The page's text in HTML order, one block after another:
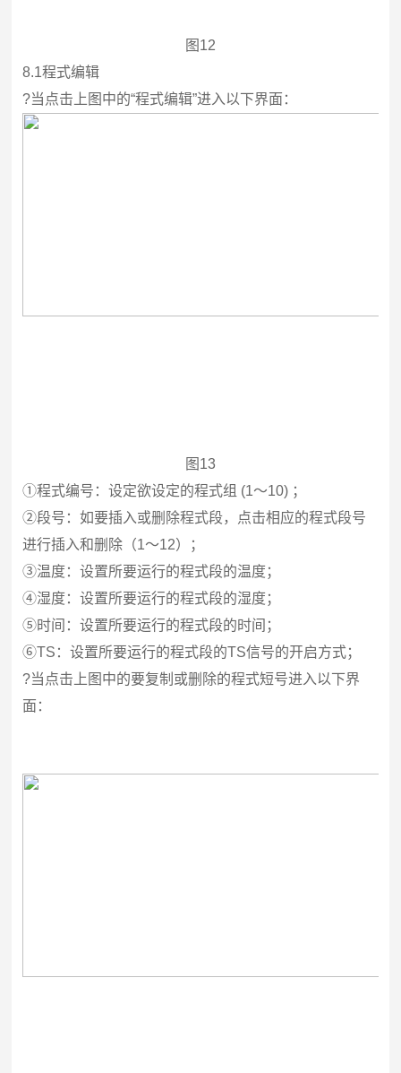
图12
8.1程式编辑
?当点击上图中的“程式编辑”进入以下界面：
图13
①程式编号：设定欲设定的程式组 (1～10) ；
②段号：如要插入或删除程式段，点击相应的程式段号
进行插入和删除（1～12）；
③温度：设置所要运行的程式段的温度；
④湿度：设置所要运行的程式段的湿度；
⑤时间：设置所要运行的程式段的时间；
⑥TS：设置所要运行的程式段的TS信号的开启方式；
?当点击上图中的要复制或删除的程式短号进入以下界
面：